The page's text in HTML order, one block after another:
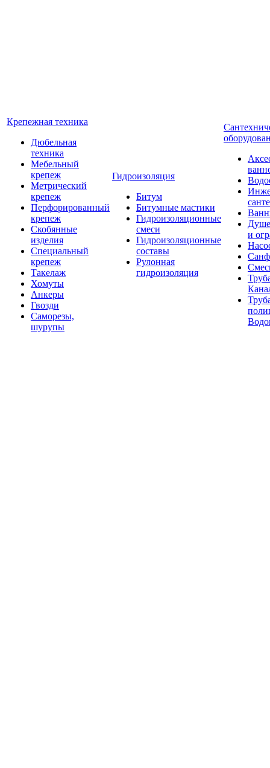
Крепежная техника
Дюбельная
техника
Мебельный
крепеж
Метрический
крепеж
Перфорированный
крепеж
Скобянные
изделия
Специальный
крепеж
Такелаж
Хомуты
Анкеры
Гвозди
Саморезы,
шурупы
Гидроизоляция
Битум
Битумные мастики
Гидроизоляционные
смеси
Гидроизоляционные
составы
Рулонная
гидроизоляция
и